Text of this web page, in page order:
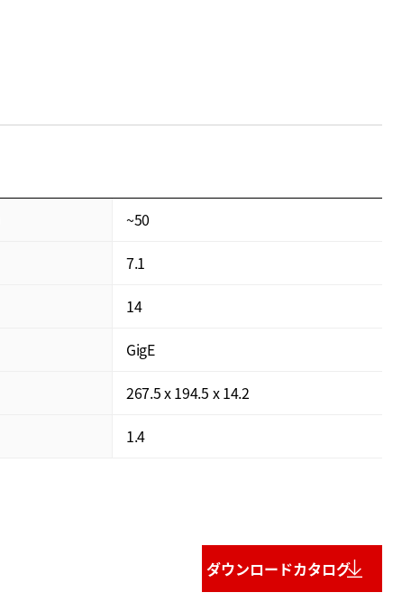
~50
7.1
14
GigE
267.5 x 194.5 x 14.2
1.4
ダウンロードカタログ